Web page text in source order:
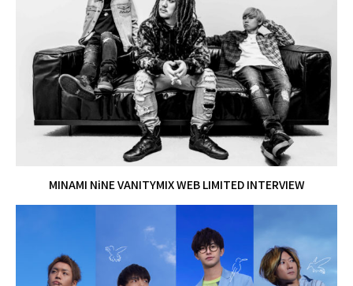
MINAMI NiNE VANITYMIX WEB LIMITED INTERVIEW